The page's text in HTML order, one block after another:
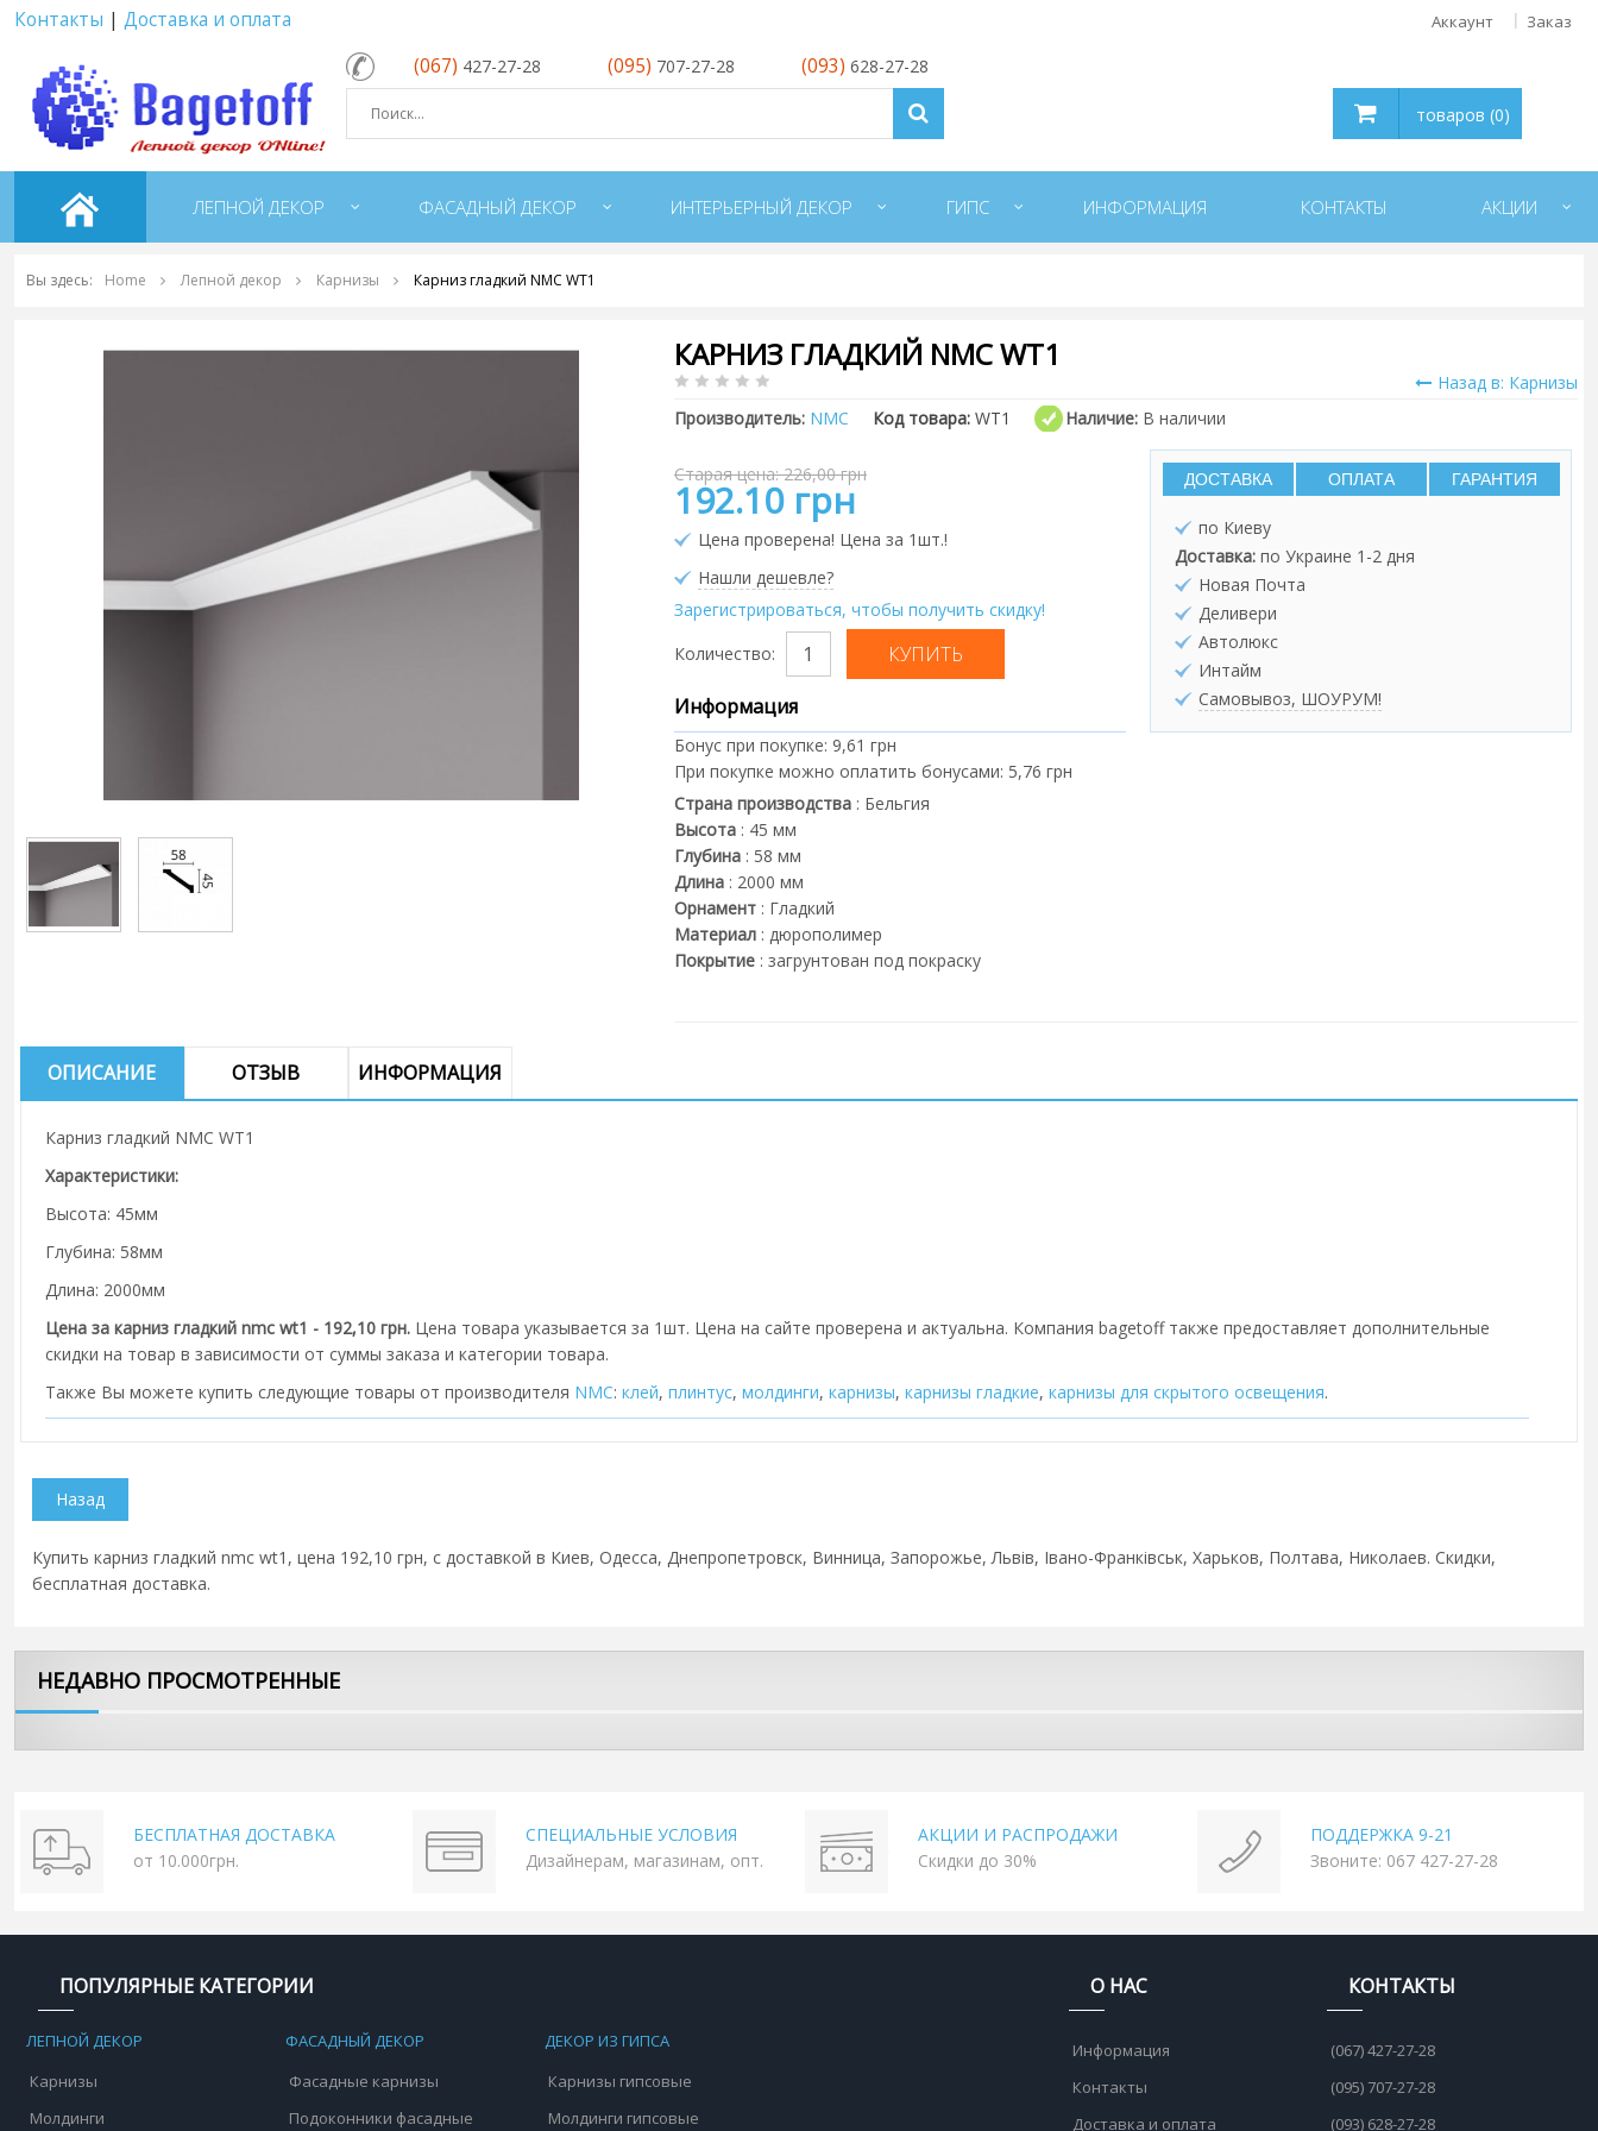
Контакты | Доставка и оплата Аккаунт Заказ
(067) 427-27-28 (095) 707-27-28 (093) 628-27-28
товаров (0)
ЛЕПНОЙ ДЕКОР ФАСАДНЫЙ ДЕКОР ИНТЕРЬЕРНЫЙ ДЕКОР ГИПС ИНФОРМАЦИЯ КОНТАКТЫ АКЦИИ
Вы здесь: Home Лепной декор Карнизы Карниз гладкий NMC WT1
КАРНИЗ ГЛАДКИЙ NMC WT1
Назад в: Карнизы
Производитель: NMC Код товара: WT1 Наличие: В наличии
Старая цена: 226,00 грн
192.10 грн
Цена проверена! Цена за 1шт.!
Нашли дешевле?
Зарегистрироваться, чтобы получить скидку!
Количество:
Информация
Бонус при покупке: 9,61 грн
При покупке можно оплатить бонусами: 5,76 грн
Страна производства: Бельгия
Высота: 45 мм
Глубина: 58 мм
Длина: 2000 мм
Орнамент: Гладкий
Материал: дюрополимер
Покрытие: загрунтован под покраску
ДОСТАВКА ОПЛАТА ГАРАНТИЯ
по Киеву
Доставка: по Украине 1-2 дня
Новая Почта
Деливери
Автолюкс
Интайм
Самовывоз, ШОУРУМ!
ОПИСАНИЕ ОТЗЫВ ИНФОРМАЦИЯ
Карниз гладкий NMC WT1
Характеристики:
Высота: 45мм
Глубина: 58мм
Длина: 2000мм
Цена за карниз гладкий nmc wt1 - 192,10 грн. Цена товара указывается за 1шт. Цена на сайте проверена и актуальна. Компания bagetoff также предоставляет дополнительные
скидки на товар в зависимости от суммы заказа и категории товара.
Также Вы можете купить следующие товары от производителя NMC: клей, плинтус, молдинги, карнизы, карнизы гладкие, карнизы для скрытого освещения.
Купить карниз гладкий nmc wt1, цена 192,10 грн, с доставкой в Киев, Одесса, Днепропетровск, Винница, Запорожье, Львів, Івано-Франківськ, Харьков, Полтава, Николаев. Скидки,
бесплатная доставка.
НЕДАВНО ПРОСМОТРЕННЫЕ
БЕСПЛАТНАЯ ДОСТАВКА
от 10.000грн.
СПЕЦИАЛЬНЫЕ УСЛОВИЯ
Дизайнерам, магазинам, опт.
АКЦИИ И РАСПРОДАЖИ
Скидки до 30%
ПОДДЕРЖКА 9-21
Звоните: 067 427-27-28
ПОПУЛЯРНЫЕ КАТЕГОРИИ
ЛЕПНОЙ ДЕКОР
Карнизы
Молдинги
ФАСАДНЫЙ ДЕКОР
Фасадные карнизы
Подоконники фасадные
ДЕКОР ИЗ ГИПСА
Карнизы гипсовые
Молдинги гипсовые
О НАС
Информация
Контакты
Доставка и оплата
КОНТАКТЫ
(067) 427-27-28
(095) 707-27-28
(093) 628-27-28